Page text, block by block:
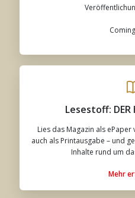
Lesestoff: DER
Lies das Magazin als
auch als Printausgabe – und
Inhalte rund um
Mehr